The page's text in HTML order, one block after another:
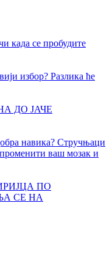
када се пробудите
избор? Разлика ће
ДО ЈАЧЕ
навика? Стручњаци
ваш мозак и
ПО
СЕ НА